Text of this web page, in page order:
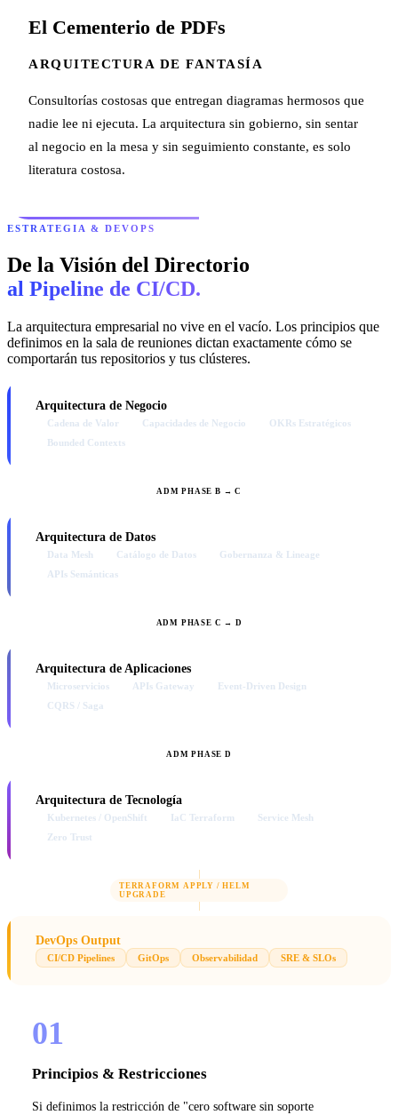
El Cementerio de PDFs
ARQUITECTURA DE FANTASÍA
Consultorías costosas que entregan diagramas hermosos que
nadie lee ni ejecuta. La arquitectura sin gobierno, sin sentar
al negocio en la mesa y sin seguimiento constante, es solo
literatura costosa.
ESTRATEGIA & DEVOPS
De la Visión del Directorio
al Pipeline de CI/CD.
La arquitectura empresarial no vive en el vacío. Los principios que
definimos en la sala de reuniones dictan exactamente cómo se
comportarán tus repositorios y tus clústeres.
Arquitectura de Negocio
Cadena de Valor Capacidades de Negocio
OKRs Estratégicos
Bounded Contexts
ADM PHASE B → C
Arquitectura de Datos
Data Mesh Catálogo de Datos
Gobernanza & Lineage
APIs Semánticas
ADM PHASE C → D
Arquitectura de Aplicaciones
Microservicios APIs Gateway
Event-Driven Design
CQRS / Saga
ADM PHASE D
Arquitectura de Tecnología
Kubernetes / OpenShift IaC Terraform
Service Mesh
Zero Trust
TERRAFORM APPLY / HELM
UPGRADE
DevOps Output
CI/CD Pipelines GitOps Observabilidad SRE & SLOs
01
Principios & Restricciones
Si definimos la restricción de "cero software sin soporte